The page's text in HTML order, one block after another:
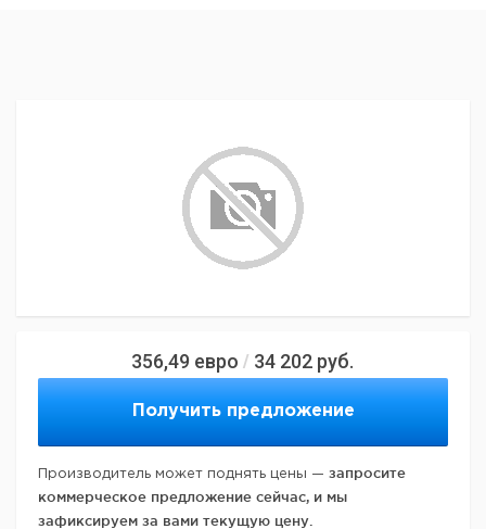
356,49 евро / 34 202 руб.
Получить предложение
Производитель может поднять цены — запросите
коммерческое предложение сейчас, и мы
зафиксируем за вами текущую цену.